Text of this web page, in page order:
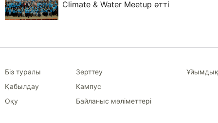
Climate & Water Meetup өтті
Біз туралы
Қабылдау
Оқу
Зерттеу
Кампус
Байланыс мәліметтері
Ұйымдық